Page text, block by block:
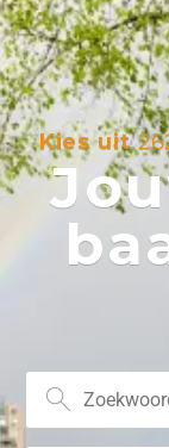
Kies uit
Nieuwsbrief